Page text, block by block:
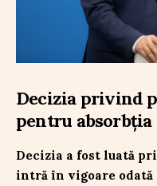
Decizia privind
pentru
Decizia a fost luată
intră în vigoare